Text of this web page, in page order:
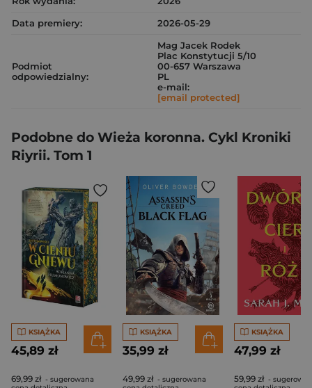
Data premiery:
2026-05-29
Podmiot
odpowiedzialny:
Mag Jacek Rodek
Plac Konstytucji 5/10
00-657 Warszawa
PL
e-mail:
[email protected]
Podobne do Wieża koronna. Cykl Kroniki
Riyrii. Tom 1
KSIĄŻKA
45,89 zł
69,99 zł - sugerowana
KSIĄŻKA
35,99 zł
49,99 zł - sugerowana
KSIĄŻKA
47,99 zł
59,99 zł -